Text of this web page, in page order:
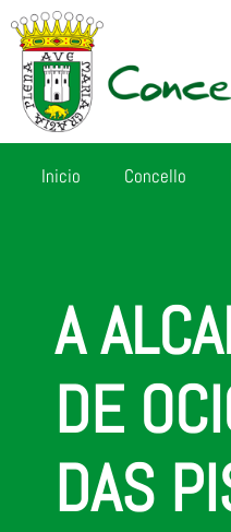
Inicio Concello
A
DE
DAS